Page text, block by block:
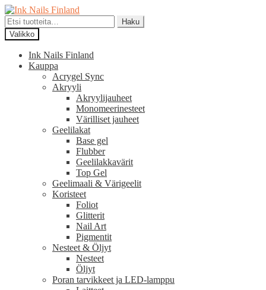
Siirry
navigointiin
Siirry
sisältöön
Etsi:
Haku
Valikko
Ink Nails Finland
Kauppa
Acrygel Sync
Akryyli
Akryylijauheet
Monomeerinesteet
Värilliset jauheet
Geelilakat
Base gel
Flubber
Geelilakkavärit
Top Gel
Geelimaali & Värigeelit
Koristeet
Foliot
Glitterit
Nail Art
Pigmentit
Nesteet & Öljyt
Nesteet
Öljyt
Poran tarvikkeet ja LED-lamppu